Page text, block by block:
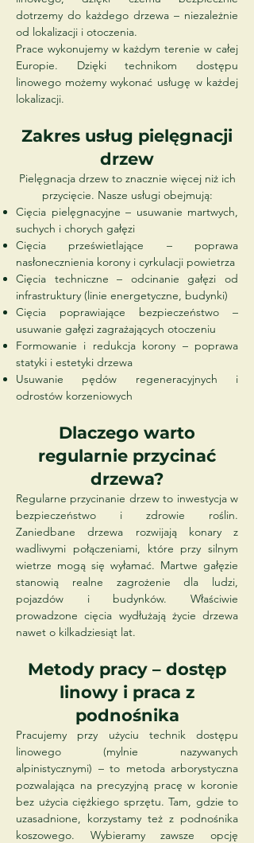
dotrzemy do każdego drzewa – niezależnie
od lokalizacji i otoczenia.
Prace wykonujemy w każdym terenie w całej
Europie. Dzięki technikom dostępu
linowego możemy wykonać usługę w każdej
lokalizacji.
Zakres usług pielęgnacji
drzew
Pielęgnacja drzew to znacznie więcej niż ich
przycięcie. Nasze usługi obejmują:
Cięcia pielęgnacyjne – usuwanie martwych,
suchych i chorych gałęzi
Cięcia prześwietlające – poprawa
nasłonecznienia korony i cyrkulacji powietrza
Cięcia techniczne – odcinanie gałęzi od
infrastruktury (linie energetyczne, budynki)
Cięcia poprawiające bezpieczeństwo –
usuwanie gałęzi zagrażających otoczeniu
Formowanie i redukcja korony – poprawa
statyki i estetyki drzewa
Usuwanie pędów regeneracyjnych i
odrostów korzeniowych
Dlaczego warto
regularnie przycinać
drzewa?
Regularne przycinanie drzew to inwestycja w
bezpieczeństwo i zdrowie roślin.
Zaniedbane drzewa rozwijają konary z
wadliwymi połączeniami, które przy silnym
wietrze mogą się wyłamać. Martwe gałęzie
stanowią realne zagrożenie dla ludzi,
pojazdów i budynków. Właściwie
prowadzone cięcia wydłużają życie drzewa
nawet o kilkadziesiąt lat.​
Metody pracy – dostęp
linowy i praca z
podnośnika
Pracujemy przy użyciu technik dostępu
linowego (mylnie nazywanych
alpinistycznymi) – to metoda arborystyczna
pozwalająca na precyzyjną pracę w koronie
bez użycia ciężkiego sprzętu. Tam, gdzie to
uzasadnione, korzystamy też z podnośnika
koszowego. Wybieramy zawsze opcję